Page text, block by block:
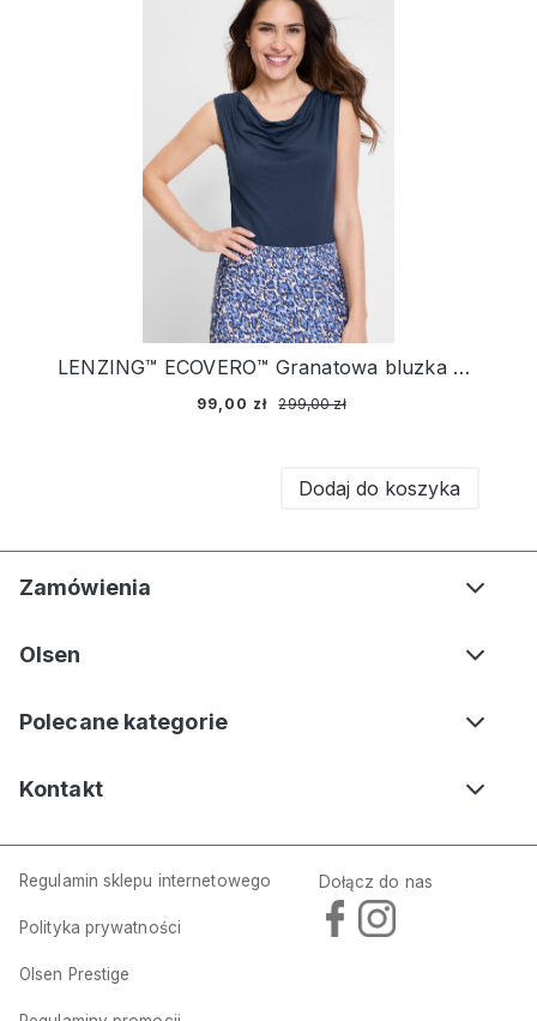
LENZING™ ECOVERO™ Granatowa bluzka damska Hannah bez rękawów – Relaxed Code
99,00 zł 299,00 zł
Dodaj do koszyka
Zamówienia
Olsen
Polecane kategorie
Kontakt
Regulamin sklepu internetowego
Polityka prywatności
Olsen Prestige
Dołącz do nas